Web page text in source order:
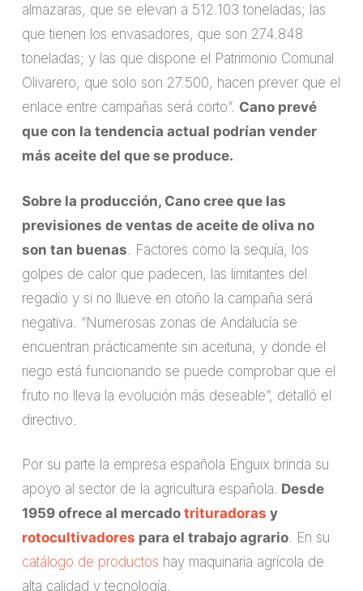
almazaras, que se elevan a 512.103 toneladas; las
que tienen los envasadores, que son 274.848
toneladas; y las que dispone el Patrimonio Comunal
Olivarero, que solo son 27.500, hacen prever que el
enlace entre campañas será corto”. Cano prevé
que con la tendencia actual podrían vender
más aceite del que se produce.
Sobre la producción, Cano cree que las
previsiones de ventas de aceite de oliva no
son tan buenas . Factores como la sequía, los
golpes de calor que padecen, las limitantes del
regadío y si no llueve en otoño la campaña será
negativa. “Numerosas zonas de Andalucía se
encuentran prácticamente sin aceituna, y donde el
riego está funcionando se puede comprobar que el
fruto no lleva la evolución más deseable”, detalló el
directivo.
Por su parte la empresa española Enguix brinda su
apoyo al sector de la agricultura española. Desde
1959 ofrece al mercado trituradoras y
rotocultivadores para el trabajo agrario. En su
catálogo de productos hay maquinaria agrícola de
alta calidad y tecnología.